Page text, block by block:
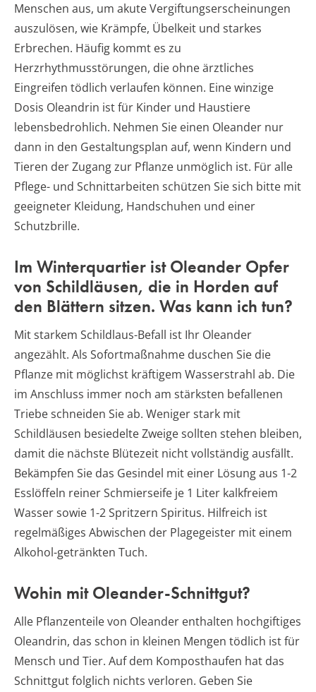
Menschen aus, um akute Vergiftungserscheinungen
auszulösen, wie Krämpfe, Übelkeit und starkes
Erbrechen. Häufig kommt es zu
Herzrhythmusstörungen, die ohne ärztliches
Eingreifen tödlich verlaufen können. Eine winzige
Dosis Oleandrin ist für Kinder und Haustiere
lebensbedrohlich. Nehmen Sie einen Oleander nur
dann in den Gestaltungsplan auf, wenn Kindern und
Tieren der Zugang zur Pflanze unmöglich ist. Für alle
Pflege- und Schnittarbeiten schützen Sie sich bitte mit
geeigneter Kleidung, Handschuhen und einer
Schutzbrille.
Im Winterquartier ist Oleander Opfer
von Schildläusen, die in Horden auf
den Blättern sitzen. Was kann ich tun?
Mit starkem Schildlaus-Befall ist Ihr Oleander
angezählt. Als Sofortmaßnahme duschen Sie die
Pflanze mit möglichst kräftigem Wasserstrahl ab. Die
im Anschluss immer noch am stärksten befallenen
Triebe schneiden Sie ab. Weniger stark mit
Schildläusen besiedelte Zweige sollten stehen bleiben,
damit die nächste Blütezeit nicht vollständig ausfällt.
Bekämpfen Sie das Gesindel mit einer Lösung aus 1-2
Esslöffeln reiner Schmierseife je 1 Liter kalkfreiem
Wasser sowie 1-2 Spritzern Spiritus. Hilfreich ist
regelmäßiges Abwischen der Plagegeister mit einem
Alkohol-getränkten Tuch.
Wohin mit Oleander-Schnittgut?
Alle Pflanzenteile von Oleander enthalten hochgiftiges
Oleandrin, das schon in kleinen Mengen tödlich ist für
Mensch und Tier. Auf dem Komposthaufen hat das
Schnittgut folglich nichts verloren. Geben Sie